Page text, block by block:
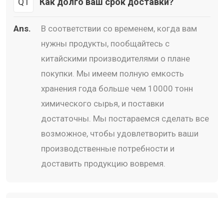
Ans.
В соответствии со временем, когда вам
нужны продукты, пообщайтесь с
китайскими производителями о плане
покупки. Мы имеем полную емкость
хранения года больше чем 10000 тонн
химического сырья, и поставки
достаточны. Мы постараемся сделать все
возможное, чтобы удовлетворить ваши
производственные потребности и
доставить продукцию вовремя.